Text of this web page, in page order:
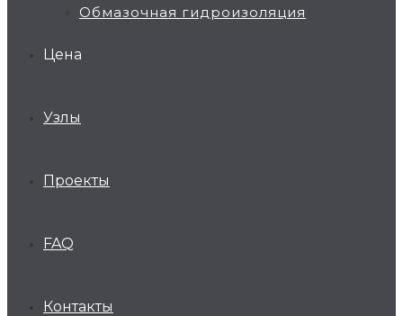
Обмазочная гидроизоляция
Цена
Узлы
Проекты
FAQ
Контакты